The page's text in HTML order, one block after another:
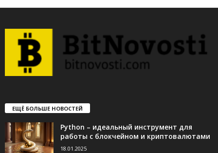
ЕЩЁ БОЛЬШЕ НОВОСТЕЙ
Python – идеальный инструмент для
работы с блокчейном и криптовалютами
18.01.2025